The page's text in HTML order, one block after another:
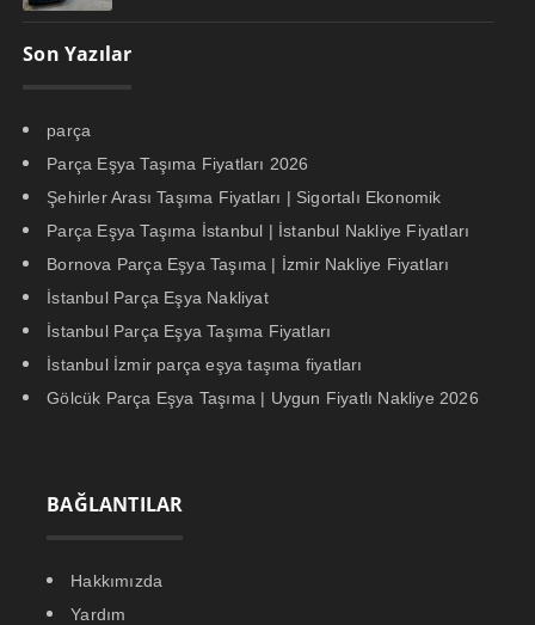
Son Yazılar
parça
Parça Eşya Taşıma Fiyatları 2026
Şehirler Arası Taşıma Fiyatları | Sigortalı Ekonomik
Parça Eşya Taşıma İstanbul | İstanbul Nakliye Fiyatları
Bornova Parça Eşya Taşıma | İzmir Nakliye Fiyatları
İstanbul Parça Eşya Nakliyat
İstanbul Parça Eşya Taşıma Fiyatları
İstanbul İzmir parça eşya taşıma fiyatları
Gölcük Parça Eşya Taşıma | Uygun Fiyatlı Nakliye 2026
BAĞLANTILAR
Hakkımızda
Yardım